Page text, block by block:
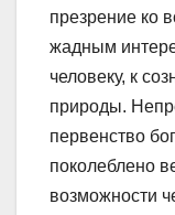
презрение ко
жадным
человеку, к
природы.
первенство
поколеблено
возможности